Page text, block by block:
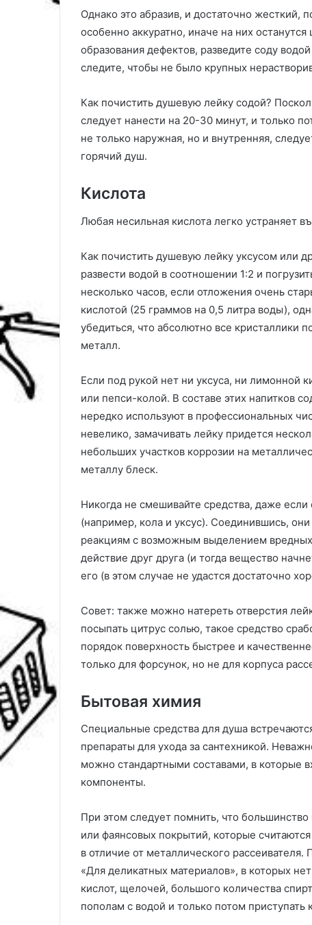
Однако это абразив, и достаточно жесткий,
особенно аккуратно, иначе на них
образования дефектов, разведите соду
следите, чтобы не было крупных
Как почистить душевую лейку содой?
следует нанести на 20-30 минут, и только
не только наружная, но и внутренняя,
горячий душ.
Кислота
Любая несильная кислота легко устраняет
Как почистить душевую лейку уксусом или
развести водой в соотношении 1:2 и
несколько часов, если отложения очень
кислотой (25 граммов на 0,5 литра воды),
убедиться, что абсолютно все кристаллики
металл.
Если под рукой нет ни уксуса, ни лимонной
или пепси-колой. В составе этих напитков
нередко используют в профессиональных
невелико, замачивать лейку придется
небольших участков коррозии на
металлу блеск.
Никогда не смешивайте средства, даже
(например, кола и уксус). Соединившись,
реакциям с возможным выделением
действие друг друга (и тогда вещество
его (в этом случае не удастся достаточно
Совет: также можно натереть отверстия
посыпать цитрус солью, такое средство
порядок поверхность быстрее и
только для форсунок, но не для корпуса
Бытовая химия
Специальные средства для душа
препараты для ухода за сантехникой.
можно стандартными составами, в которые
компоненты.
При этом следует помнить, что
или фаянсовых покрытий, которые
в отличие от металлического
«Для деликатных материалов», в которых
кислот, щелочей, большого количества
пополам с водой и только потом приступать